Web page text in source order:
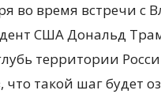
во время встречи с
США Дональд
территории
что такой шаг будет